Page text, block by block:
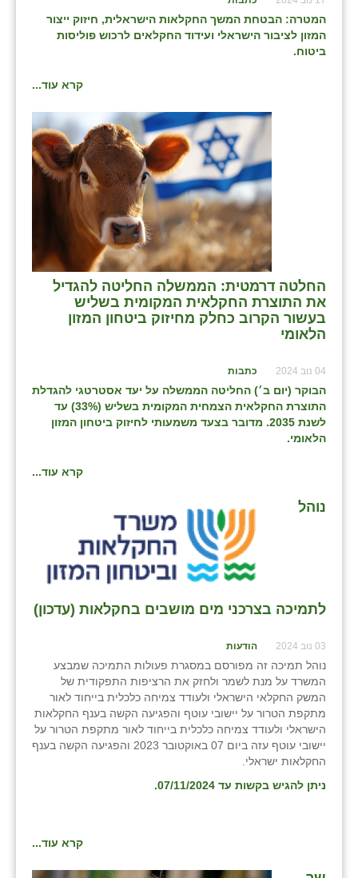
המטרה: הבטחת המשך החקלאות הישראלית, חיזוק ייצור
המזון לציבור הישראלי ועידוד החקלאים לרכוש פוליסות
ביטוח.
קרא עוד...
החלטה דרמטית: הממשלה החליטה להגדיל
את התוצרת החקלאית המקומית בשליש
בעשור הקרוב כחלק מחיזוק ביטחון המזון
הלאומי
04 נוב 2024 כתבות
הבוקר (יום ב׳) החליטה הממשלה על יעד אסטרטגי להגדלת
התוצרת החקלאית הצמחית המקומית בשליש (33%) עד
לשנת 2035. מדובר בצעד משמעותי לחיזוק ביטחון המזון
הלאומי.
קרא עוד...
נוהל
לתמיכה בצרכני מים מושבים בחקלאות (עדכון)
03 נוב 2024 הודעות
נוהל תמיכה זה מפורסם במסגרת פעולות התמיכה שמבצע
המשרד על מנת לשמר ולחזק את הרציפות התפקודית של
המשק החקלאי הישראלי ולעודד צמיחה כלכלית בייחוד לאור
מתקפת הטרור על יישובי עוטף והפגיעה הקשה בענף החקלאות
הישראלי ולעודד צמיחה כלכלית בייחוד לאור מתקפת הטרור על
יישובי עוטף עזה ביום 07 באוקטובר 2023 והפגיעה הקשה בענף
החקלאות ישראלי.
ניתן להגיש בקשות עד 07/11/2024.
קרא עוד...